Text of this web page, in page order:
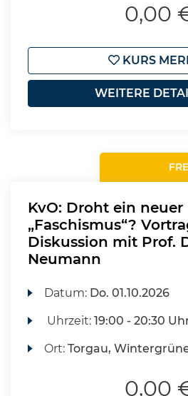
0,00
KURS
WEITERE
KvO: Droht ein neuer
„Faschismus“?
Diskussion mit Prof.
Neumann
Datum: Do. 01.10.2026
Uhrzeit:19:00 - 20:30
Ort:Torgau,
0,00